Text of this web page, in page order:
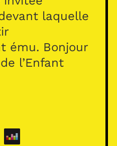
laquelle
ému. Bonjour
l’Enfant